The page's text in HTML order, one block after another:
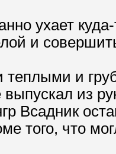
ухает
и
теплыми и
выпускал из
Всадник
того, что